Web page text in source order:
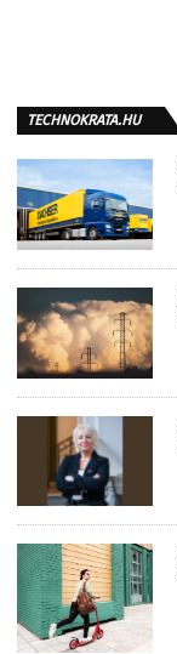
TECHNOKRATA.HU